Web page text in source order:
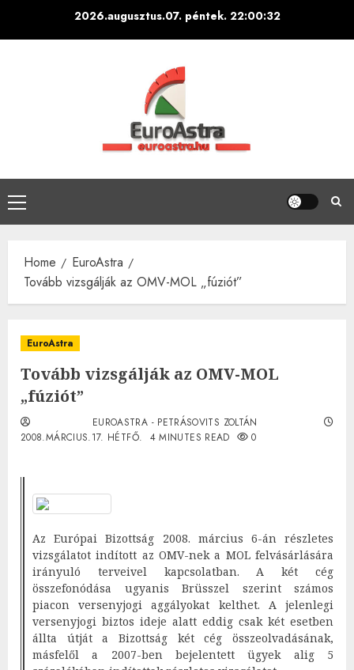
2026.augusztus.07. péntek. 22:00:33
Primary
Menu
Home
EuroAstra
Tovább vizsgálják az OMV-MOL „fúziót”
EuroAstra
Tovább vizsgálják az OMV-MOL
„fúziót”
EUROASTRA - PETRÁSOVITS ZOLTÁN
2008.MÁRCIUS.17. HÉTFŐ.
4 MINUTES READ 0
Az Európai Bizottság 2008. március 6-án részletes
vizsgálatot indított az OMV-nek a MOL felvásárlására
irányuló terveivel kapcsolatban. A két cég
összefonódása ugyanis Brüsszel szerint számos
piacon versenyjogi aggályokat kelthet. A jelenlegi
versenyjogi biztos ideje alatt eddig csak két esetben
állta útját a Bizottság két cég összeolvadásának,
másfelől a 2007-ben bejelentett ügyek alig 5